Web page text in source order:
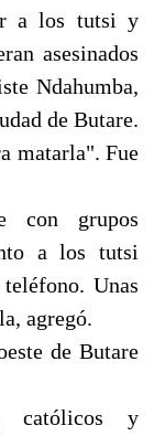
a los tutsi y
asesinados
Ndahumba,
de Butare.
matarla". Fue
con grupos
a los tutsi
Unas
agregó.
de Butare
católicos y